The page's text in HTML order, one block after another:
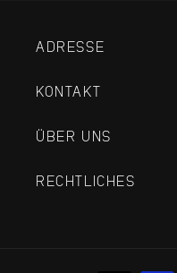
ADRESSE
KONTAKT
ÜBER UNS
RECHTLICHES